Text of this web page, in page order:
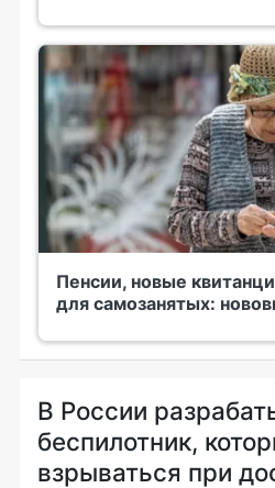
Пенсии, новые
для самозанятых:
В России
беспилотник,
взрываться при